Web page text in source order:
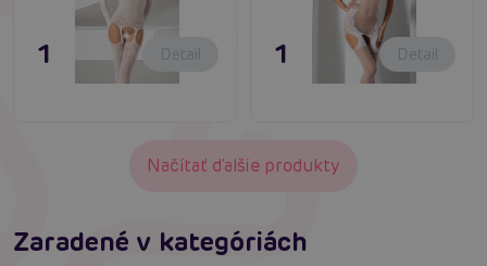
11,80 € Detail 11,80 € Detail
Načítať ďalšie produkty
Zaradené v kategóriách